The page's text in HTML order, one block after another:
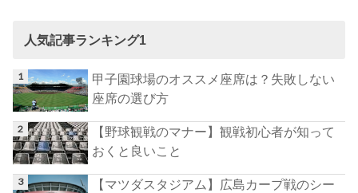
人気記事ランキング1
甲子園球場のオススメ座席は？失敗しない
座席の選び方
【野球観戦のマナー】観戦初心者が知って
おくと良いこと
【マツダスタジアム】広島カープ戦のシー